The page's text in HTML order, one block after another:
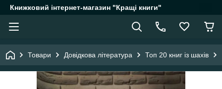
Книжковий інтернет-магазин "Кращі книги"
Товари Довідкова література Топ 20 книг із шахів